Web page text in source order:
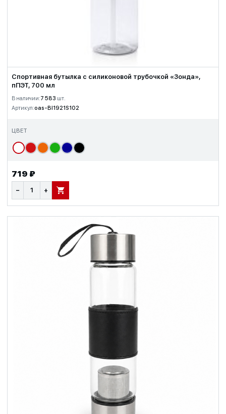
Спортивная бутылка с силиконовой трубочкой «Зонда»,
пПЭТ, 700 мл
В наличии:7 583 шт.
Артикул:oas-BI1921S102
ЦВЕТ
719 ₽
− + В КОРЗИНУ